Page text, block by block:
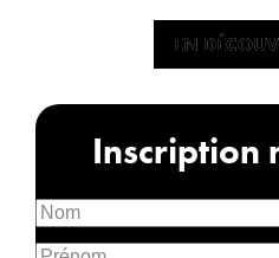
EN
EN
Inscription